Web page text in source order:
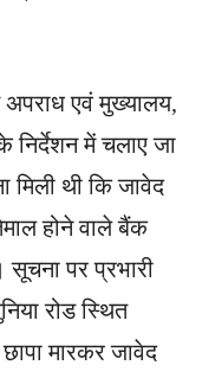
एवं मुख्यालय,
निर्देशन में चलाए जा
मिली थी कि जावेद
होने वाले बैंक
पर प्रभारी
रोड स्थित
छापा मारकर जावेद